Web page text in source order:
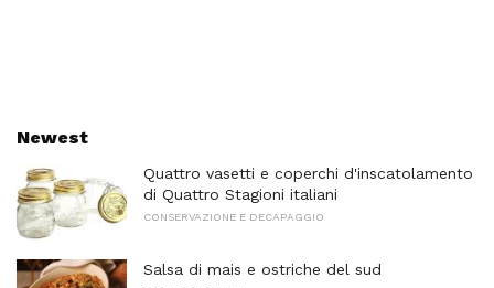
Newest
Quattro vasetti e coperchi d'inscatolamento
di Quattro Stagioni italiani
CONSERVAZIONE E DECAPAGGIO
Salsa di mais e ostriche del sud